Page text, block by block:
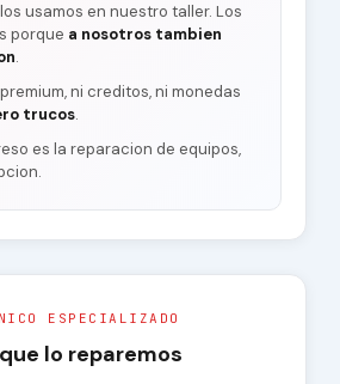
usamos en nuestro taller. Los
porque a nosotros tambien
.
ni creditos, ni monedas
trucos.
es la reparacion de equipos,
ESPECIALIZADO
lo reparemos